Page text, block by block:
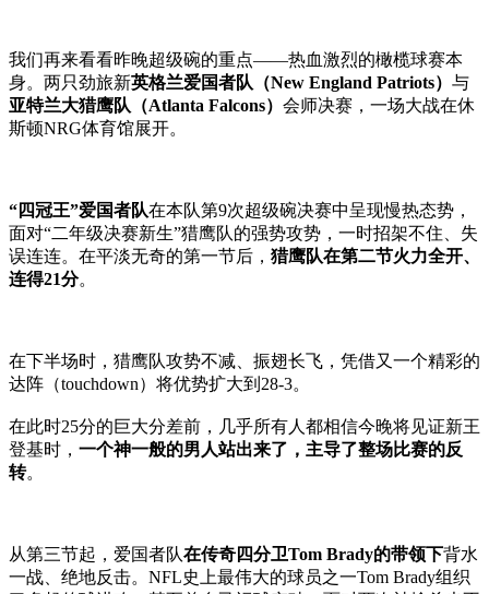
我们再来看看昨晚超级碗的重点——热血激烈的橄榄球赛本
身。两只劲旅新英格兰爱国者队（New England Patriots） 与
亚特兰大猎鹰队（Atlanta Falcons） 会师决赛，一场大战在休
斯顿NRG体育馆展开。
“四冠王”爱国者队在本队第9次超级碗决赛中呈现慢热态势，
面对“二年级决赛新生”猎鹰队的强势攻势，一时招架不住、失
误连连。在平淡无奇的第一节后， 猎鹰队在第二节火力全开、
连得21分。
在下半场时，猎鹰队攻势不减、振翅长飞，凭借又一个精彩的
达阵（touchdown）将优势扩大到28-3。
在此时25分的巨大分差前，几乎所有人都相信今晚将见证新王
登基时， 一个神一般的男人站出来了，主导了整场比赛的反
转。
从第三节起，爱国者队在传奇四分卫Tom Brady的带领下背水
一战、绝地反击。NFL史上最伟大的球员之一Tom Brady组织